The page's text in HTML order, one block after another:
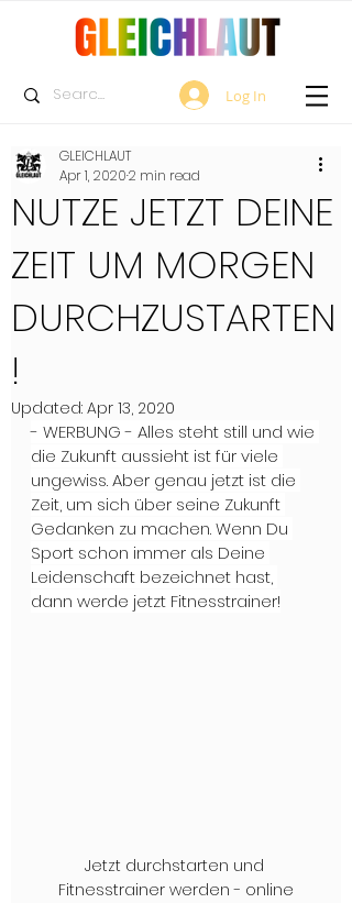
Log In
NUTZE JETZT DEINE
ZEIT UM MORGEN
DURCHZUSTARTEN
!
GLEICHLAUT
Apr 1, 20202 min read
Updated: Apr 13, 2020
- WERBUNG - Alles steht still und wie
die Zukunft aussieht ist für viele
ungewiss. Aber genau jetzt ist die
Zeit, um sich über seine Zukunft
Gedanken zu machen. Wenn Du
Sport schon immer als Deine
Leidenschaft bezeichnet hast,
dann werde jetzt Fitnesstrainer!
Jetzt durchstarten und
Fitnesstrainer werden - online